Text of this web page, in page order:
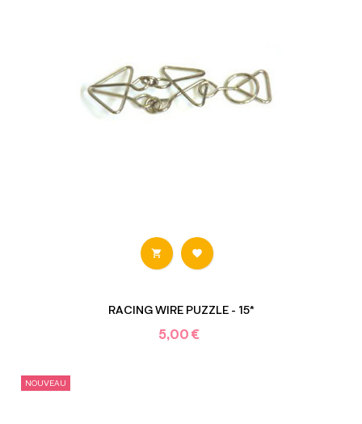
 
RACING WIRE PUZZLE - 15*
5,00 €
NOUVEAU